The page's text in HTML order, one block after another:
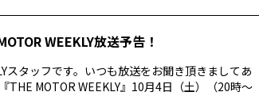
WEEKLY放送予告！
スタッフです。いつも放送をお聞き頂きましてあ
THE MOTOR WEEKLY』10月4日（土）（20時〜